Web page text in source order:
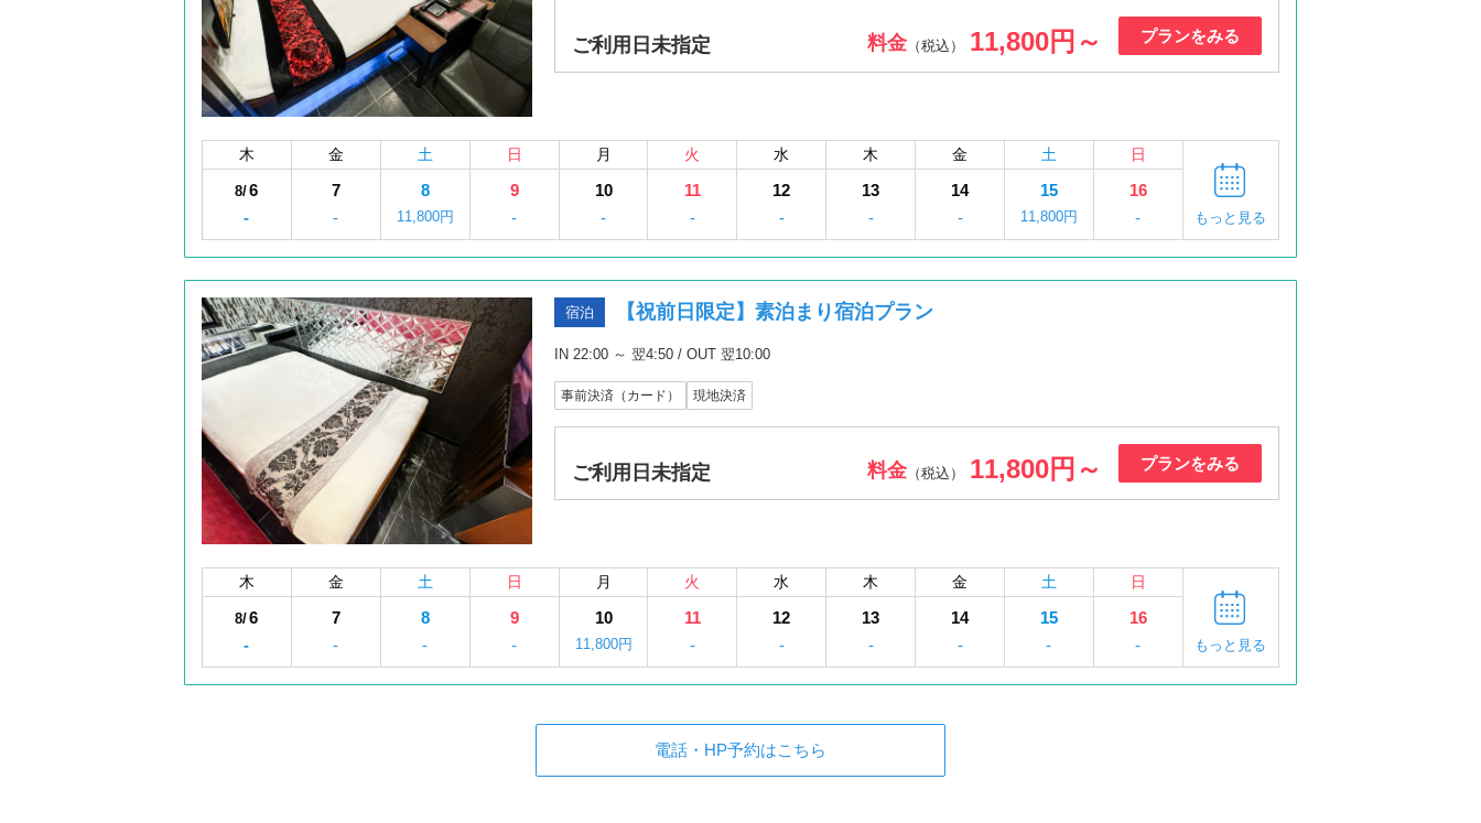
ご利用日未指定 料金（税込） 11,800円～ プランをみる
木 金 土 日 月 火 水 木 金 土 日
8/6
-
7
-
8
11,800円
9
-
10
-
11
-
12
-
13
-
14
-
15
11,800円
16
-
もっと見る
宿泊 【祝前日限定】素泊まり宿泊プラン
IN 22:00 ～ 翌4:50 / OUT 翌10:00
事前決済（カード） 現地決済
ご利用日未指定 料金（税込） 11,800円～ プランをみる
木 金 土 日 月 火 水 木 金 土 日
8/6
-
7
-
8
-
9
-
10
11,800円
11
-
12
-
13
-
14
-
15
-
16
-
もっと見る
電話・HP予約はこちら